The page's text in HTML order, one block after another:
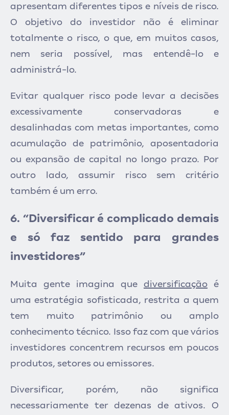
apresentam diferentes tipos e níveis de risco.
O objetivo do investidor não é eliminar
totalmente o risco, o que, em muitos casos,
nem seria possível, mas entendê-lo e
administrá-lo.
Evitar qualquer risco pode levar a decisões
excessivamente conservadoras e
desalinhadas com metas importantes, como
acumulação de patrimônio, aposentadoria
ou expansão de capital no longo prazo. Por
outro lado, assumir risco sem critério
também é um erro.
6. “Diversificar é complicado demais
e só faz sentido para grandes
investidores”
Muita gente imagina que diversificaçãoé
uma estratégia sofisticada, restrita a quem
tem muito patrimônio ou amplo
conhecimento técnico. Isso faz com que vários
investidores concentrem recursos em poucos
produtos, setores ou emissores.
Diversificar, porém, não significa
necessariamente ter dezenas de ativos. O